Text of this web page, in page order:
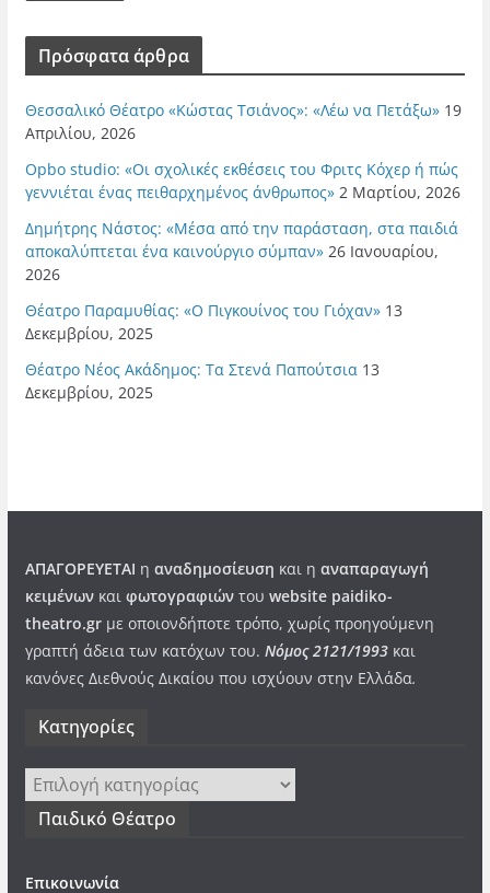
Πρόσφατα άρθρα
Θεσσαλικό Θέατρο «Κώστας Τσιάνος»: «Λέω να Πετάξω» 19
Απριλίου, 2026
Opbo studio: «Οι σχολικές εκθέσεις του Φριτς Κόχερ ή πώς
γεννιέται ένας πειθαρχημένος άνθρωπος» 2 Μαρτίου, 2026
Δημήτρης Νάστος: «Μέσα από την παράσταση, στα παιδιά
αποκαλύπτεται ένα καινούργιο σύμπαν» 26 Ιανουαρίου,
2026
Θέατρο Παραμυθίας: «Ο Πιγκουίνος του Γιόχαν» 13
Δεκεμβρίου, 2025
Θέατρο Νέος Ακάδημος: Τα Στενά Παπούτσια 13
Δεκεμβρίου, 2025
ΑΠΑΓΟΡΕΥΕΤΑΙ η αναδημοσίευση και η αναπαραγωγή
κειμένωνκαι φωτογραφιώντου website paidiko-
theatro.grμε οποιονδήποτε τρόπο, χωρίς προηγούμενη
γραπτή άδεια των κατόχων του. Νόμος 2121/1993και
κανόνες Διεθνούς Δικαίου που ισχύουν στην Ελλάδα.
Kατηγορίες
Kατηγορίες
Παιδικό Θέατρο
Επικοινωνία